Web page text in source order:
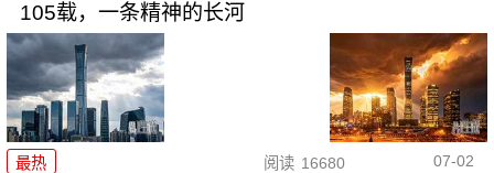
105载，一条精神的长河
最热 阅读 16680 07-02